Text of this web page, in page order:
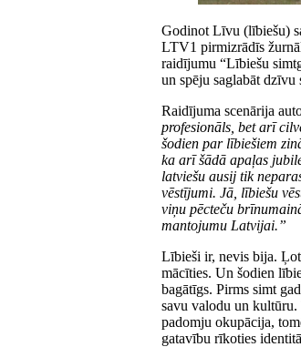
Godinot Līvu (lībiešu)
LTV1 pirmizrādīs
raidījumu “Lībiešu
un spēju saglabāt
Raidījuma scenārija
profesionāls, bet arī
šodien par lībiešiem
ka arī šādā apaļas
latviešu ausij tik
vēstījumi. Jā, lībiešu
viņu pēcteču
mantojumu Latvijai.”
Lībieši ir, nevis bija.
mācīties. Un šodien
bagātīgs. Pirms simt
savu valodu un kultūru.
padomju okupācija,
gatavību rīkoties